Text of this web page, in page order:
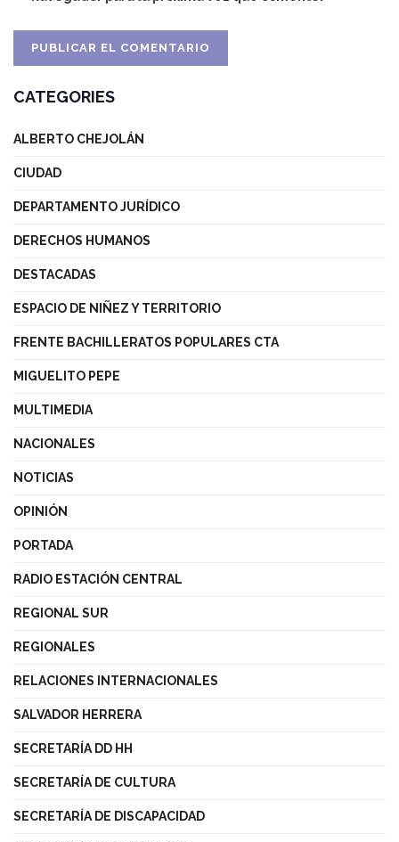
CATEGORIES
ALBERTO CHEJOLÁN
CIUDAD
DEPARTAMENTO JURÍDICO
DERECHOS HUMANOS
DESTACADAS
ESPACIO DE NIÑEZ Y TERRITORIO
FRENTE BACHILLERATOS POPULARES CTA
MIGUELITO PEPE
MULTIMEDIA
NACIONALES
NOTICIAS
OPINIÓN
PORTADA
RADIO ESTACIÓN CENTRAL
REGIONAL SUR
REGIONALES
RELACIONES INTERNACIONALES
SALVADOR HERRERA
SECRETARÍA DD HH
SECRETARÍA DE CULTURA
SECRETARÍA DE DISCAPACIDAD